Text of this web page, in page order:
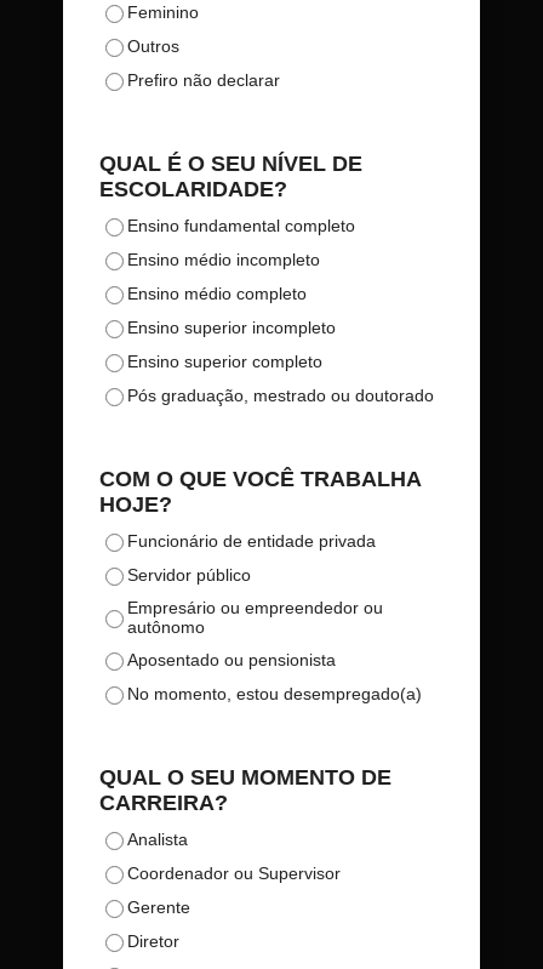
Feminino
Outros
Prefiro não declarar
QUAL É O SEU NÍVEL DE
ESCOLARIDADE?
Ensino fundamental completo
Ensino médio incompleto
Ensino médio completo
Ensino superior incompleto
Ensino superior completo
Pós graduação, mestrado ou doutorado
COM O QUE VOCÊ TRABALHA
HOJE?
Funcionário de entidade privada
Servidor público
Empresário ou empreendedor ou
autônomo
Aposentado ou pensionista
No momento, estou desempregado(a)
QUAL O SEU MOMENTO DE
CARREIRA?
Analista
Coordenador ou Supervisor
Gerente
Diretor